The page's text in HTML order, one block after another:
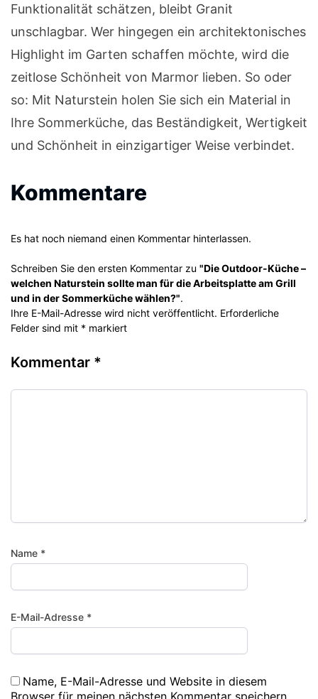
Funktionalität schätzen, bleibt Granit
unschlagbar. Wer hingegen ein architektonisches
Highlight im Garten schaffen möchte, wird die
zeitlose Schönheit von Marmor lieben. So oder
so: Mit Naturstein holen Sie sich ein Material in
Ihre Sommerküche, das Beständigkeit, Wertigkeit
und Schönheit in einzigartiger Weise verbindet.
Kommentare
Es hat noch niemand einen Kommentar hinterlassen.
Schreiben Sie den ersten Kommentar zu "Die Outdoor-Küche –
welchen Naturstein sollte man für die Arbeitsplatte am Grill
und in der Sommerküche wählen?".
Ihre E-Mail-Adresse wird nicht veröffentlicht. Erforderliche
Felder sind mit * markiert
Kommentar *
Name *
E-Mail-Adresse *
Name, E-Mail-Adresse und Website in diesem
Browser für meinen nächsten Kommentar speichern.